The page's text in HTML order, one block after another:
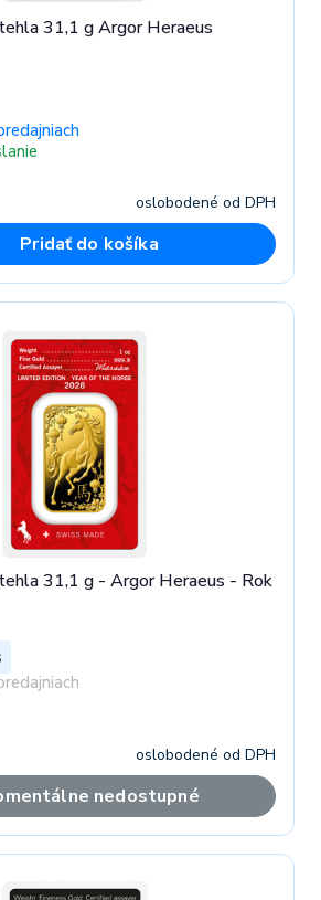
31,1 g Argor Heraeus
oslobodené od DPH
Pridať do košíka
31,1 g - Argor Heraeus - Rok
oslobodené od DPH
nedostupné